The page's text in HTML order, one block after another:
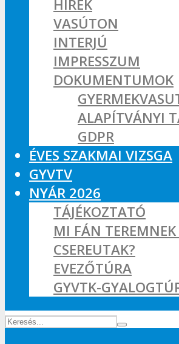
HÍREK
VASÚTON
INTERJÚ
IMPRESSZUM
DOKUMENTUMOK
ALAPÍTVÁNYI
GDPR
ÉVES SZAKMAI VIZSGA
GYVTV
NYÁR 2026
TÁJÉKOZTATÓ
MI FÁN
CSEREUTAK?
EVEZŐTÚRA
GYVTK-